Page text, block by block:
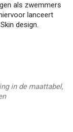
als zwemmers
lanceert
design.
in de maattabel,